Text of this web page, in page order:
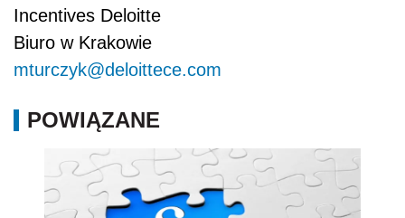
Incentives Deloitte
Biuro w Krakowie
mturczyk@deloittece.com
POWIĄZANE